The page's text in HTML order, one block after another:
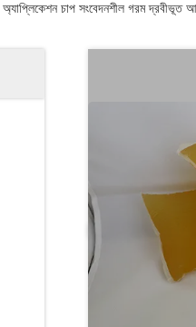
চাপ সংবেদনশীল গরম দ্রবীভূত